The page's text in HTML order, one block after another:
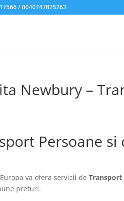
/ 0040747825263
Newbury –
Persoane
va ofera servicii deTransport
preturi.